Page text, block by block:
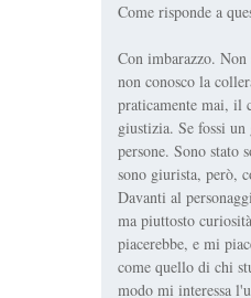
Come risponde a
Con imbarazzo.
non conosco la
praticamente mai, il
giustizia. Se fossi
persone. Sono stato
sono giurista, però,
Davanti al
ma piuttosto
piacerebbe, e mi
come quello di chi
modo mi interessa